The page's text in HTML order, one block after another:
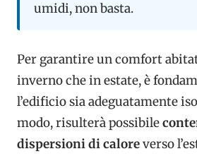
umidi, non basta.
Per garantire un comfort
inverno che in estate,è
l’edificio sia adeguatamente
modo, risulterà possibile
dispersioni di caloreverso